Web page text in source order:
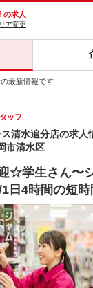
の求人
ア変更
最新情報です
ッフ
清水追分店の求人
市清水区
☆学生さん〜
日4時間の短時